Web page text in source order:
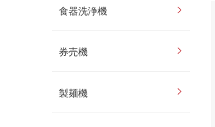
食器洗浄機
券売機
製麺機